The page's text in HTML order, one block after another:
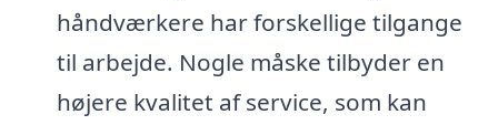
håndværkere har forskellige tilgange
til arbejde. Nogle måske tilbyder en
højere kvalitet af service, som kan